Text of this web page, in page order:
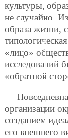
культуры,
не случайно.
образа жизни,
«лицо»
исследований
«обратной
организации
созданием
его внешнего